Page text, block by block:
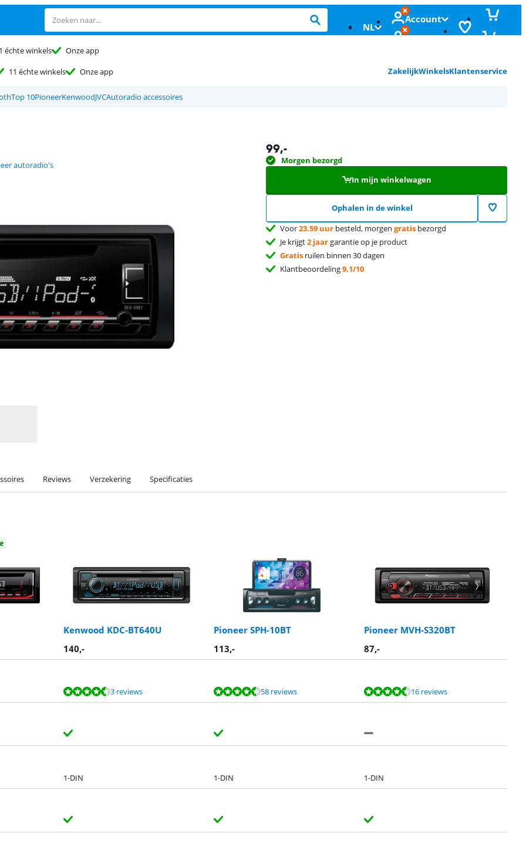
NL
Account
échte winkels
Onze app
11 échte winkels Onze app ZakelijkWinkelsKlantenservice
Top 10PioneerKenwoodJVCAutoradio accessoires
autoradio's
99,-
Morgen bezorgd
In mijn winkelwagen
Ophalen in de winkel
Voor23.59 uur besteld, morgengratis bezorgd
Je krijgt2 jaargarantie op je product
Gratis ruilen binnen 30 dagen
Klantbeoordeling9,1/10
Reviews Verzekering Specificaties
Kenwood KDC-BT640U Pioneer SPH-10BT
Pioneer MVH-S320BT
140,- 113,- 87,-
3 reviews 58 reviews 16 reviews
1-DIN 1-DIN 1-DIN